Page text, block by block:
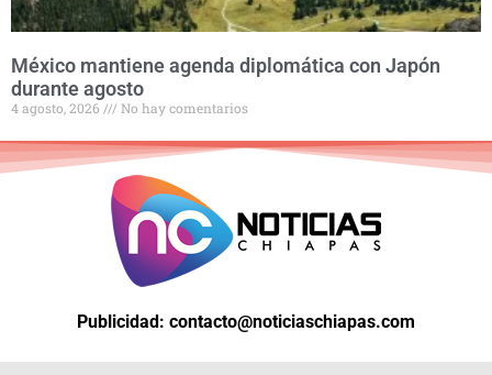
México mantiene agenda diplomática con Japón
durante agosto
4 agosto, 2026 No hay comentarios
Publicidad: contacto@noticiaschiapas.com